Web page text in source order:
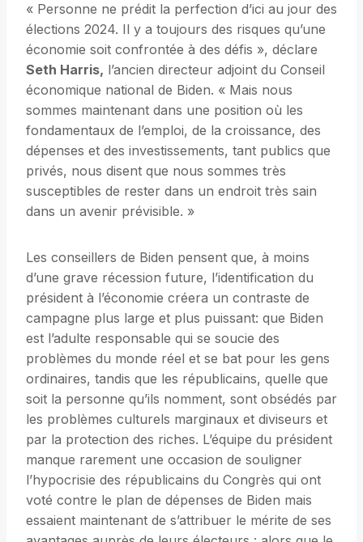
« Personne ne prédit la perfection d’ici au jour des
élections 2024. Il y a toujours des risques qu’une
économie soit confrontée à des défis », déclare
Seth Harris, l’ancien directeur adjoint du Conseil
économique national de Biden. « Mais nous
sommes maintenant dans une position où les
fondamentaux de l’emploi, de la croissance, des
dépenses et des investissements, tant publics que
privés, nous disent que nous sommes très
susceptibles de rester dans un endroit très sain
dans un avenir prévisible. »
Les conseillers de Biden pensent que, à moins
d’une grave récession future, l’identification du
président à l’économie créera un contraste de
campagne plus large et plus puissant: que Biden
est l’adulte responsable qui se soucie des
problèmes du monde réel et se bat pour les gens
ordinaires, tandis que les républicains, quelle que
soit la personne qu’ils nomment, sont obsédés par
les problèmes culturels marginaux et diviseurs et
par la protection des riches. L’équipe du président
manque rarement une occasion de souligner
l’hypocrisie des républicains du Congrès qui ont
voté contre le plan de dépenses de Biden mais
essaient maintenant de s’attribuer le mérite de ses